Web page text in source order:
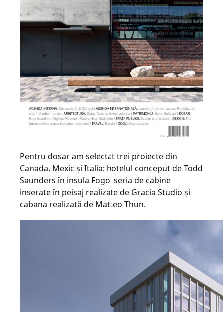
Pentru dosar am selectat trei proiecte din
Canada, Mexic şi Italia: hotelul conceput de Todd
Saunders în insula Fogo, seria de cabine
inserate în peisaj realizate de Gracia Studio şi
cabana realizată de Matteo Thun.